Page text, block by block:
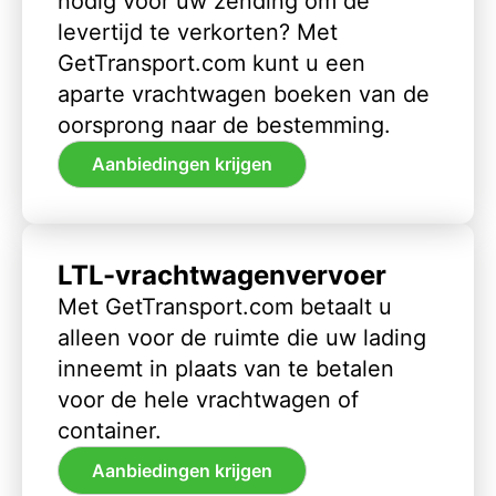
levertijd te verkorten? Met
GetTransport.com kunt u een
aparte vrachtwagen boeken van de
oorsprong naar de bestemming.
Aanbiedingen krijgen
LTL-vrachtwagenvervoer
Met GetTransport.com betaalt u
alleen voor de ruimte die uw lading
inneemt in plaats van te betalen
voor de hele vrachtwagen of
container.
Aanbiedingen krijgen